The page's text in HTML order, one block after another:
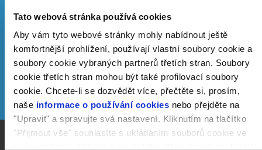
Tato webová stránka používá cookies
Aby vám tyto webové stránky mohly nabídnout ještě
komfortnější prohlížení, používají vlastní soubory cookie a
soubory cookie vybraných partnerů třetích stran. Soubory
cookie třetích stran mohou být také profilovací soubory
cookie. Chcete-li se dozvědět více, přečtěte si, prosím,
naše informace o používání cookies nebo přejděte na
"Upravit" a spravujte svá nastavení. Kliknutím na tlačítko
"Přijmout vše" souhlasíte s ukládáním souborů cookie ve
POŽÁDAT O VOUCHER*
(*) FORPSI vám poskytne voucher s kreditem v hodnotě
160 Kč pro cloudové služby